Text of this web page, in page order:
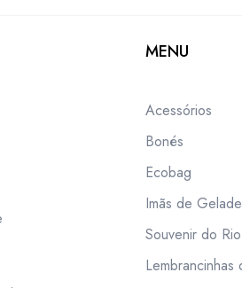
MENU
Acessórios
Bonés
Ecobag
Imãs de
Souvenir do
Lembrancinhas